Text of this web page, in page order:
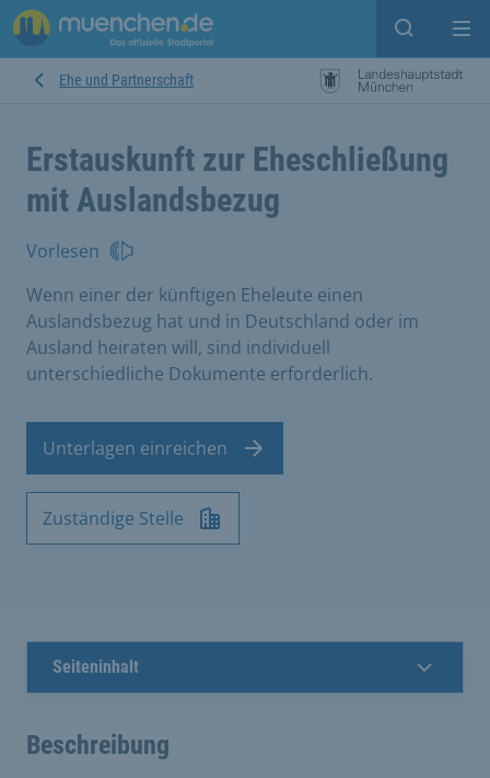
Suche
Ehe und Partnerschaft
Erstauskunft zur Eheschließung
mit Auslandsbezug
Vorlesen
Wenn einer der künftigen Eheleute einen
Auslandsbezug hat und in Deutschland oder im
Ausland heiraten will, sind individuell
unterschiedliche Dokumente erforderlich.
Unterlagen einreichen
Zuständige Stelle
Seiteninhalt
Beschreibung